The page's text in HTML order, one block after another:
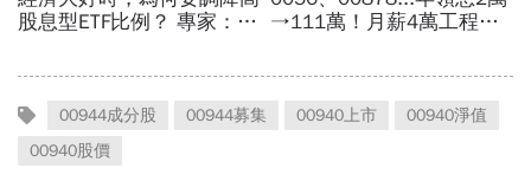
00944成分股 00944募集 00940上市
00940淨值
00940股價